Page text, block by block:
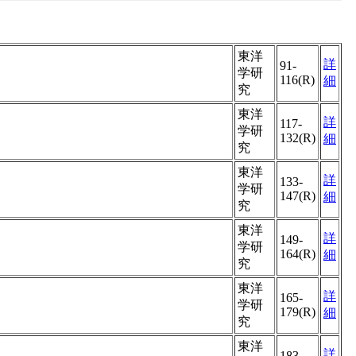
東洋
学研
究
91-
116(R)
詳
細
東洋
学研
究
117-
132(R)
詳
細
東洋
学研
究
133-
147(R)
詳
細
東洋
学研
究
149-
164(R)
詳
細
東洋
学研
究
165-
179(R)
詳
細
東洋